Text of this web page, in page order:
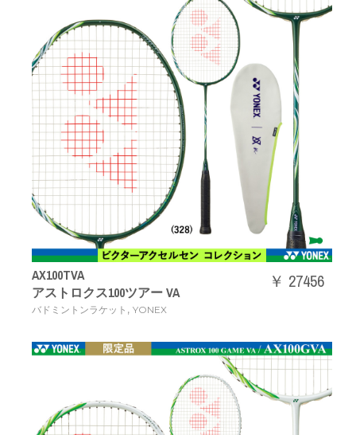
AX100TVA
アストロクス100ツアー VA
バドミントンラケット , YONEX
￥ 27456